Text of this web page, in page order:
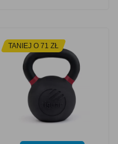
TANIEJ O 71 ZŁ